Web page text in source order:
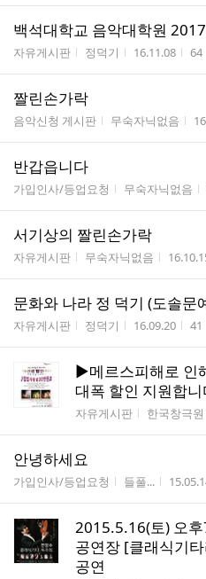
백석대학교 음악대학원
게시판명
자유게시판 작성자
정덕기 작성시간
16.11.08 조
64
짤린손가락
게시판명
음악신청 게시판 작성자
무숙자닉없음
반갑읍니다
게시판명
가입인사/등업요청 작성자
무숙자닉없음
서기상의 짤린손가락
게시판명
자유게시판 작성자
무숙자닉없음 작성시
문화와 나라 정 덕기 (도솔문
게시판명
자유게시판 작성자
정덕기 작성시간
16.09.20 조
41
▶메르스피해로 인
대폭 할인 지원합
게시판명
자유게시판 작성자
한국창극원
안녕하세요
게시판명
가입인사/등업요청 작성자
들풀... 작성시
2015.5.16(토) 오
공연장 [클래식기
공연